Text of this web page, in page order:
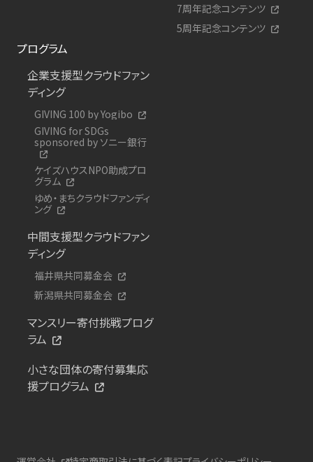
7周年記念コンテンツ
5周年記念コンテンツ
プログラム
企業支援型クラウドファン
ディング
GIVING 100 by Yogibo
GIVING for SDGs
sponsored by ソニー銀行
ケイズハウスNPO助成プロ
グラム
ゆめ・まちクラウドファンディ
ング
中間支援型クラウドファン
ディング
福井県共同募金会
新潟県共同募金会
マンスリー寄付挑戦プログ
ラム
小さな団体の寄付募集応
援プログラム